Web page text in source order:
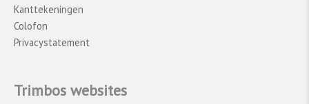
Kanttekeningen
Colofon
Privacystatement
Trimbos websites